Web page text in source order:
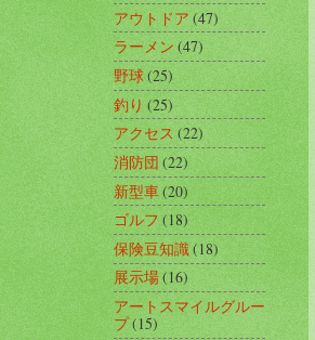
アウトドア(47)
ラーメン(47)
野球(25)
釣り(25)
アクセス(22)
消防団(22)
新型車(20)
ゴルフ(18)
保険豆知識(18)
展示場(16)
アートスマイルグルー
プ(15)